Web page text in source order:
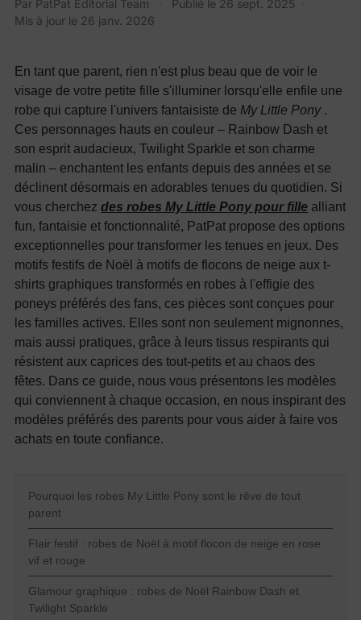
Par PatPat Editorial Team Publié le 26 sept. 2025
Mis à jour le 26 janv. 2026
En tant que parent, rien n'est plus beau que de voir le
visage de votre petite fille s'illuminer lorsqu'elle enfile une
robe qui capture l'univers fantaisiste de My Little Pony.
Ces personnages hauts en couleur – Rainbow Dash et
son esprit audacieux, Twilight Sparkle et son charme
malin – enchantent les enfants depuis des années et se
déclinent désormais en adorables tenues du quotidien. Si
vous cherchez des robes My Little Pony pour fille alliant
fun, fantaisie et fonctionnalité, PatPat propose des options
exceptionnelles pour transformer les tenues en jeux. Des
motifs festifs de Noël à motifs de flocons de neige aux t-
shirts graphiques transformés en robes à l'effigie des
poneys préférés des fans, ces pièces sont conçues pour
les familles actives. Elles sont non seulement mignonnes,
mais aussi pratiques, grâce à leurs tissus respirants qui
résistent aux caprices des tout-petits et au chaos des
fêtes. Dans ce guide, nous vous présentons les modèles
qui conviennent à chaque occasion, en nous inspirant des
modèles préférés des parents pour vous aider à faire vos
achats en toute confiance.
Pourquoi les robes My Little Pony sont le rêve de tout
parent
Flair festif : robes de Noël à motif flocon de neige en rose
vif et rouge
Glamour graphique : robes de Noël Rainbow Dash et
Twilight Sparkle